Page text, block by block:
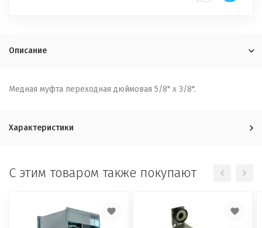
Описание
Медная муфта переходная дюймовая 5/8" x 3/8".
Характеристики
C этим товаром также покупают